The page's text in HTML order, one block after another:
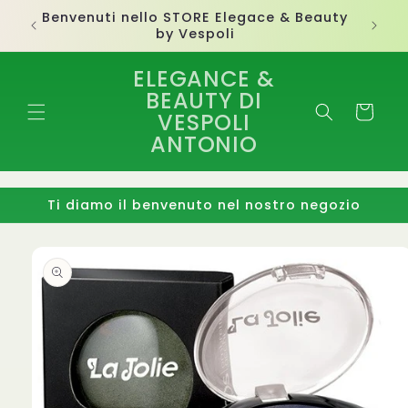
direttamente
ai contenuti
Benvenuti nello STORE Elegace & Beauty
by Vespoli
ELEGANCE &
BEAUTY DI
VESPOLI
ANTONIO
Carrello
Ti diamo il benvenuto nel nostro negozio
prodotto